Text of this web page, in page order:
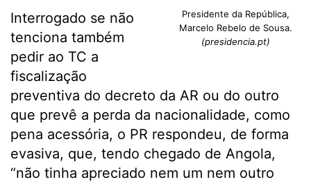
Presidente da República,
Marcelo Rebelo de Sousa.
(presidencia.pt)
Interrogado se não
tenciona também
pedir ao TC a
fiscalização
preventiva do decreto da AR ou do outro
que prevê a perda da nacionalidade, como
pena acessória, o PR respondeu, de forma
evasiva, que, tendo chegado de Angola,
“não tinha apreciado nem um nem outro